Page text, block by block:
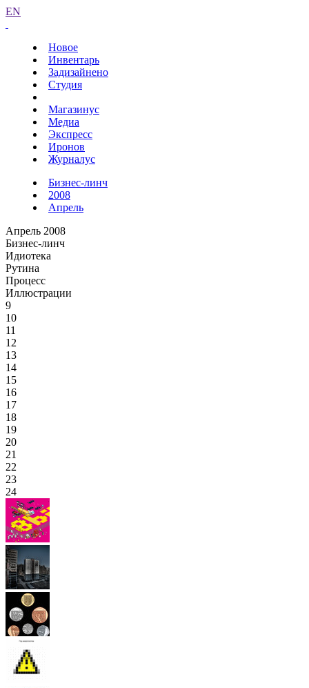
EN
Новое
Инвентарь
Задизайнено
Студия
Магазинус
Медиа
Экспресс
Иронов
Журналус
Бизнес-линч
2008
Апрель
Апрель 2008
Бизнес-линч
Идиотека
Рутина
Процесс
Иллюстрации
9
10
11
12
13
14
15
16
17
18
19
20
21
22
23
24